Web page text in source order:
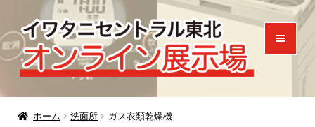
ナ
ビ
ゲ
ー
シ
ョ
コ
ン
テ
ン
ツ
へ ホーム
ホーム 洗面所 ガス衣類乾燥機